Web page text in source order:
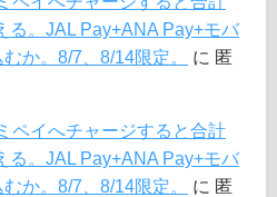
る。JAL Pay+ANA Pay+モバ
か。8/7、8/14限定。
に 匿
ペイへチャージすると合計
る。JAL Pay+ANA Pay+モバ
か。8/7、8/14限定。
に 匿